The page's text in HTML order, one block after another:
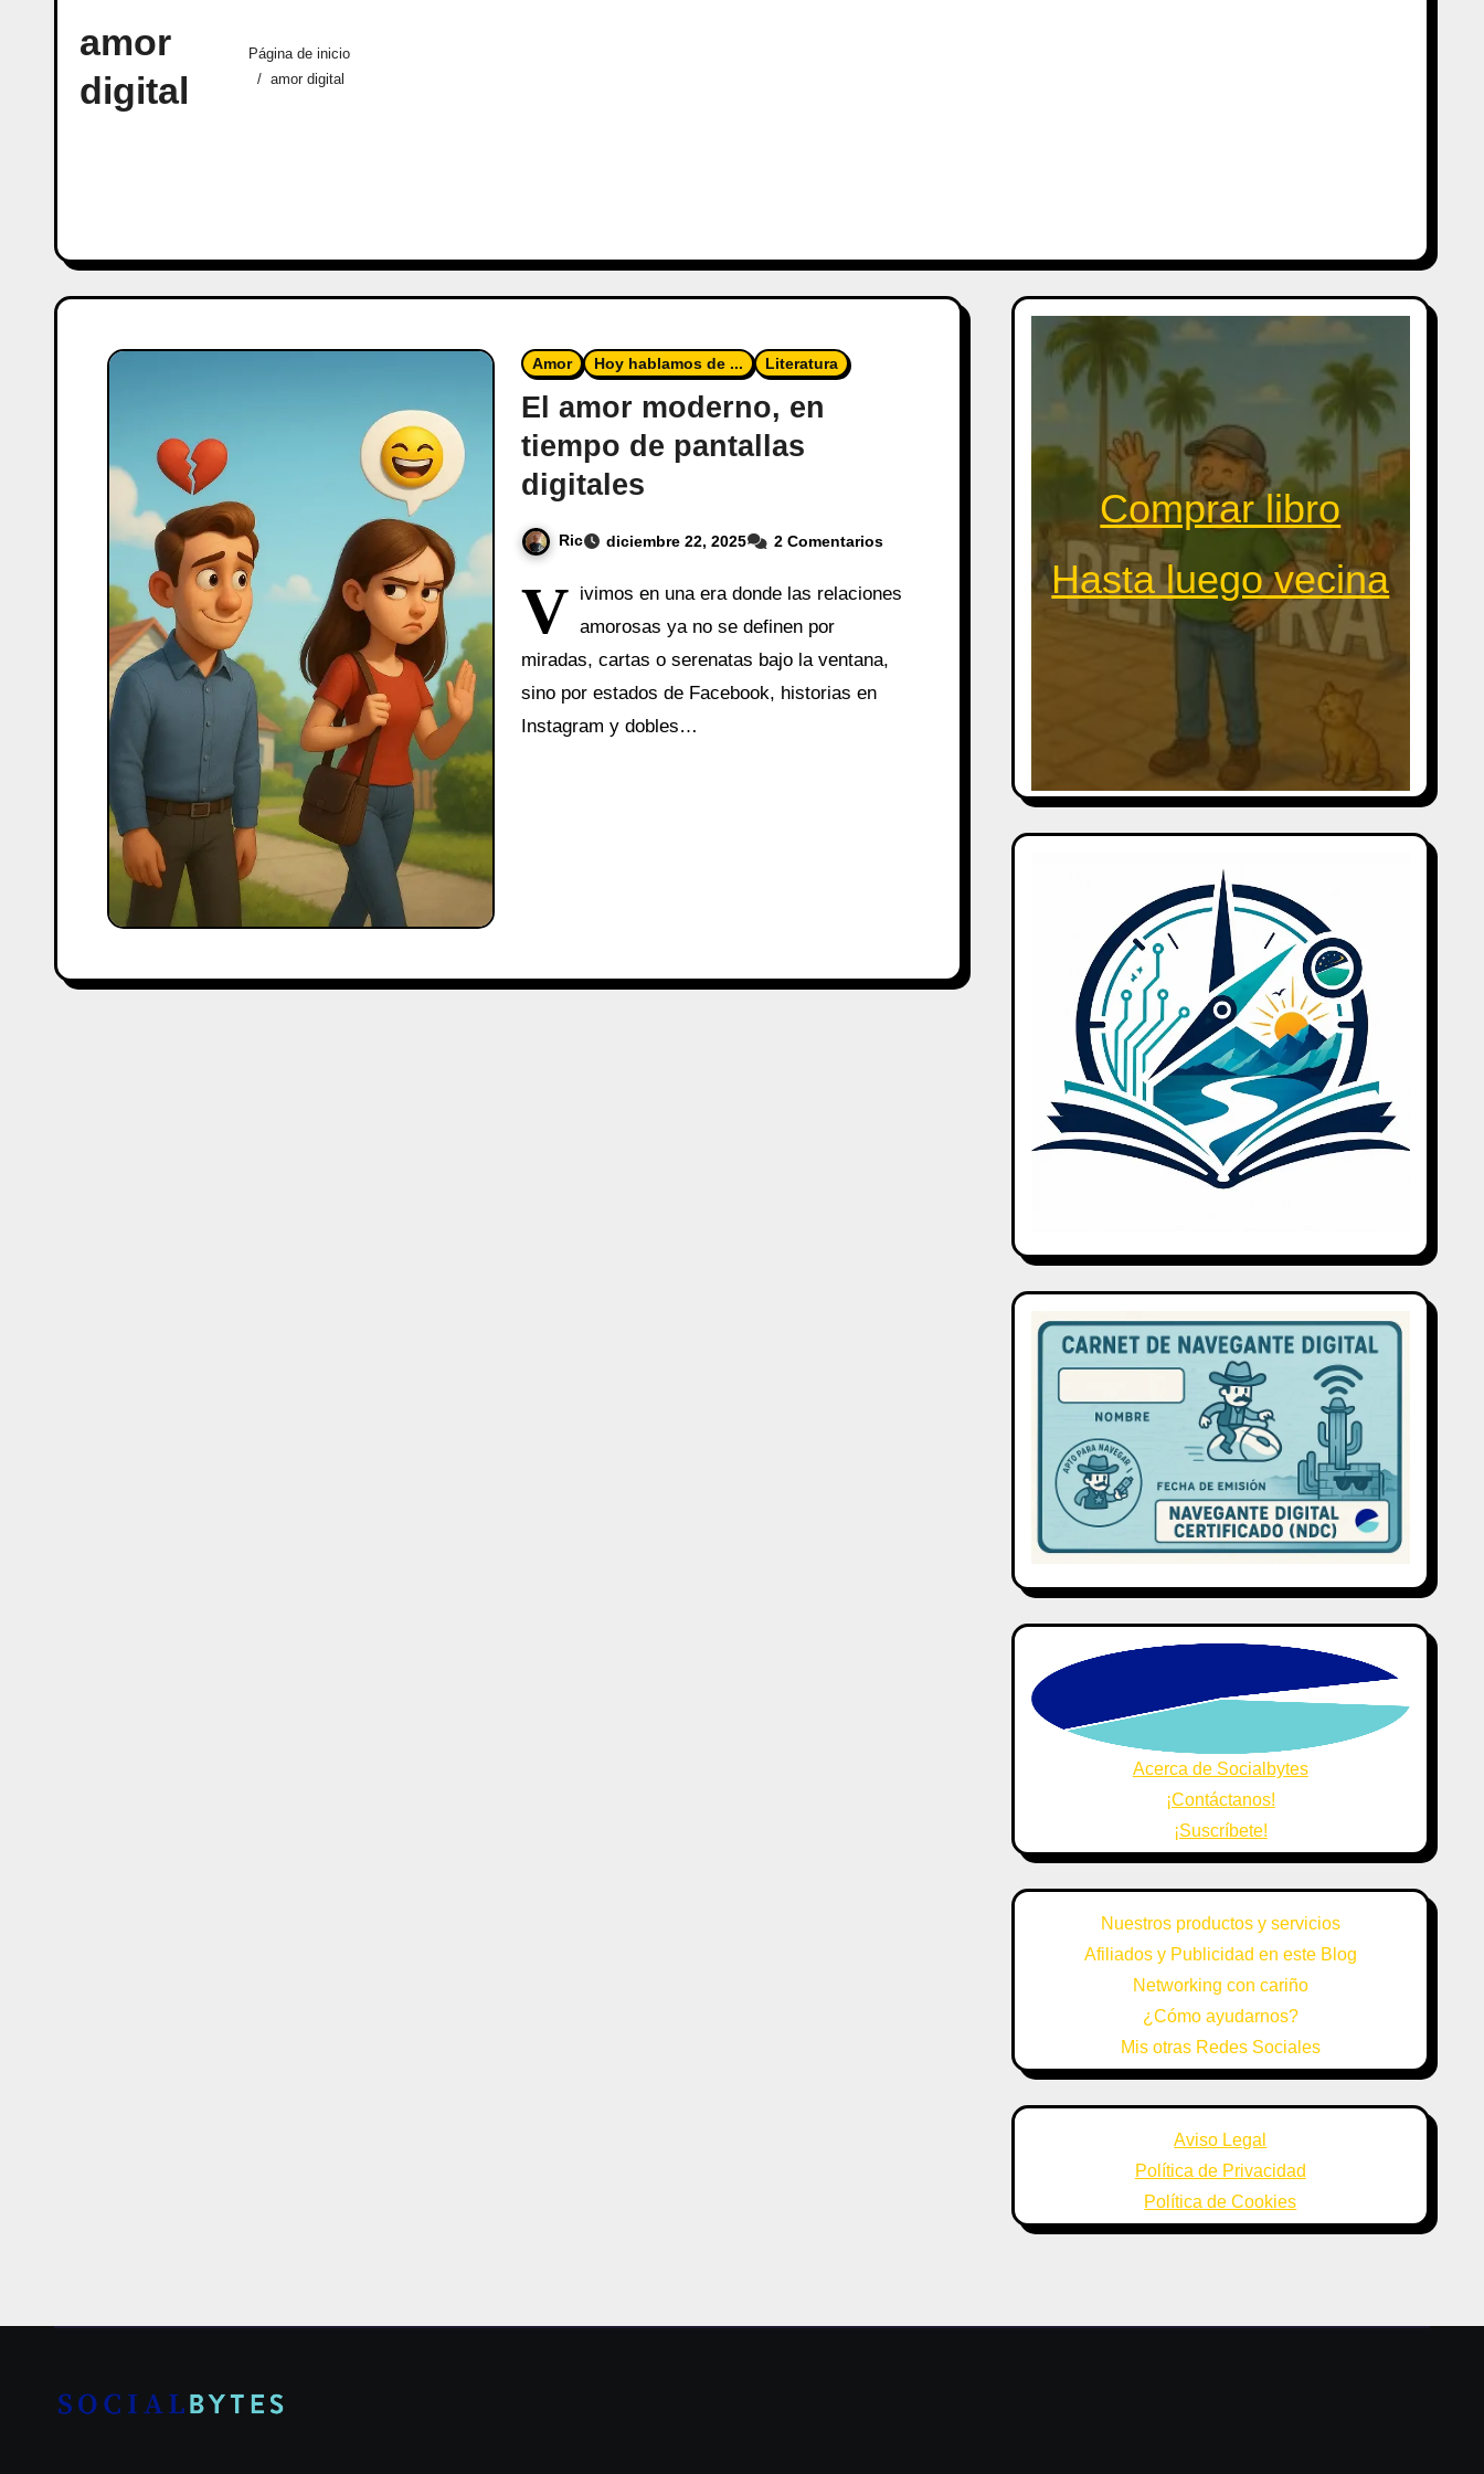
amor
digital
Página de inicio
amor digital
Amor Hoy hablamos de ... Literatura
El amor moderno, en
tiempo de pantallas
digitales
Ric diciembre 22, 2025 2 Comentarios
V ivimos en una era donde las relaciones
amorosas ya no se definen por
miradas, cartas o serenatas bajo la ventana,
sino por estados de Facebook, historias en
Instagram y dobles…
Comprar libro
Hasta luego vecina
Acerca de Socialbytes
¡Contáctanos!
¡Suscríbete!
Nuestros productos y servicios
Afiliados y Publicidad en este Blog
Networking con cariño
¿Cómo ayudarnos?
Mis otras Redes Sociales
Aviso Legal
Política de Privacidad
Política de Cookies